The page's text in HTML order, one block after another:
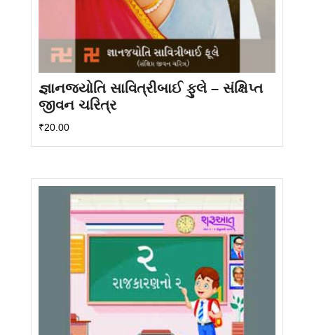
જ્ઞાનજયોતિ સાવિત્રીબાઈ ફુલે – સંક્ષિપ્ત
જીવન ચરિત્ર
₹20.00